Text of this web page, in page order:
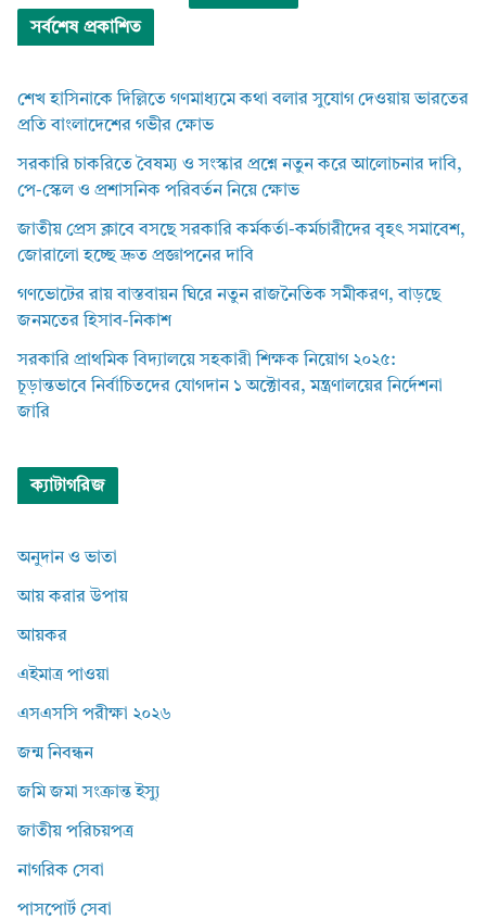
সর্বশেষ প্রকাশিত
শেখ হাসিনাকে দিল্লিতে গণমাধ্যমে কথা বলার সুযোগ দেওয়ায় ভারতের
প্রতি বাংলাদেশের গভীর ক্ষোভ
সরকারি চাকরিতে বৈষম্য ও সংস্কার প্রশ্নে নতুন করে আলোচনার দাবি,
পে-স্কেল ও প্রশাসনিক পরিবর্তন নিয়ে ক্ষোভ
জাতীয় প্রেস ক্লাবে বসছে সরকারি কর্মকর্তা-কর্মচারীদের বৃহৎ সমাবেশ,
জোরালো হচ্ছে দ্রুত প্রজ্ঞাপনের দাবি
গণভোটের রায় বাস্তবায়ন ঘিরে নতুন রাজনৈতিক সমীকরণ, বাড়ছে
জনমতের হিসাব-নিকাশ
সরকারি প্রাথমিক বিদ্যালয়ে সহকারী শিক্ষক নিয়োগ ২০২৫:
চূড়ান্তভাবে নির্বাচিতদের যোগদান ১ অক্টোবর, মন্ত্রণালয়ের নির্দেশনা
জারি
ক্যাটাগরিজ
অনুদান ও ভাতা
আয় করার উপায়
আয়কর
এইমাত্র পাওয়া
এসএসসি পরীক্ষা ২০২৬
জন্ম নিবন্ধন
জমি জমা সংক্রান্ত ইস্যু
জাতীয় পরিচয়পত্র
নাগরিক সেবা
পাসপোর্ট সেবা